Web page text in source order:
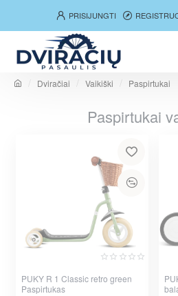
PRISIJUNGTI
Dviračiai Vaikiški Paspirtukai
Paspirtukai
PUKY R 1 Classic retro green
Paspirtukas